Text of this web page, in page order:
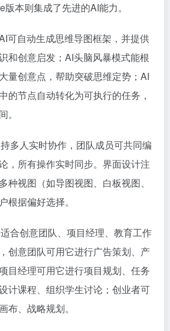
本则集成了先进的AI能力。
可自动生成思维导图框架，并提供
和创意启发；AI头脑风暴模式能根
量创意点，帮助突破思维定势；AI
的节点自动转化为可执行的任务，
。
多人实时协作，团队成员可共同编
，所有操作实时同步。界面设计注
种视图（如导图视图、白板视图、
根据偏好选择。
合创意团队、项目经理、教育工作
创意团队可用它进行广告策划、产
目经理可用它进行项目规划、任务
计课程、组织学生讨论；创业者可
布、战略规划。